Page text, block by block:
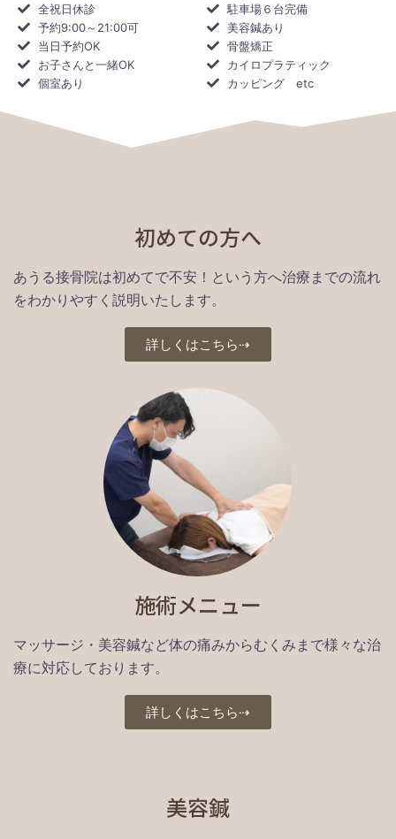
全祝日休診
予約9:00～21:00可
当日予約OK
お子さんと一緒OK
個室あり
駐車場６台完備
美容鍼あり
骨盤矯正
カイロプラティック
カッピング etc
初めての方へ
あうる接骨院は初めてで不安！という方へ治療までの流れ
をわかりやすく説明いたします。
詳しくはこちら⇢
施術メニュー
マッサージ・美容鍼など体の痛みからむくみまで様々な治
療に対応しております。
詳しくはこちら⇢
美容鍼